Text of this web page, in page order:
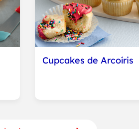
Cupcakes de Arcoíris